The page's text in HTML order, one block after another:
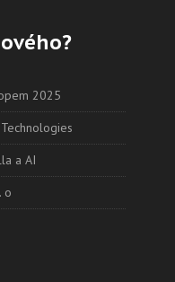
2025
a AI
o